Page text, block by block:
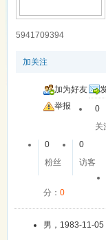
5941709394
加关注
加为好友
举报
0
关
0
粉丝
0
访客
分： 0
男，1983-11-05